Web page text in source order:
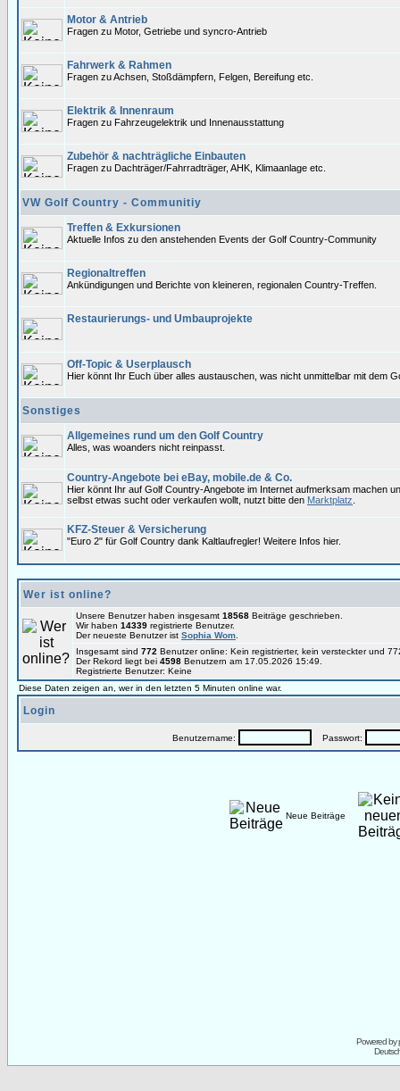
Motor & Antrieb
Fragen zu Motor, Getriebe und syncro-Antrieb
Fahrwerk & Rahmen
Fragen zu Achsen, Stoßdämpfern, Felgen, Bereifung etc.
Elektrik & Innenraum
Fragen zu Fahrzeugelektrik und Innenausstattung
Zubehör & nachträgliche Einbauten
Fragen zu Dachträger/Fahrradträger, AHK, Klimaanlage etc.
VW Golf Country - Communitiy
Treffen & Exkursionen
Aktuelle Infos zu den anstehenden Events der Golf Country-Community
Regionaltreffen
Ankündigungen und Berichte von kleineren, regionalen Country-Treffen.
Restaurierungs- und Umbauprojekte
Off-Topic & Userplausch
Hier könnt Ihr Euch über alles austauschen, was nicht unmittelbar mit dem
Sonstiges
Allgemeines rund um den Golf Country
Alles, was woanders nicht reinpasst.
Country-Angebote bei eBay, mobile.de & Co.
Hier könnt Ihr auf Golf Country-Angebote im Internet aufmerksam machen
selbst etwas sucht oder verkaufen wollt, nutzt bitte den Marktplatz
KFZ-Steuer & Versicherung
"Euro 2" für Golf Country dank Kaltlaufregler! Weitere Infos hier.
Wer ist online?
Unsere Benutzer haben insgesamt 18568 Beiträge geschrieben.
Wir haben 14339 registrierte Benutzer.
Der neueste Benutzer ist Sophia Wom
Insgesamt sind 772 Benutzer online: Kein registrierter, kein versteckter und
Der Rekord liegt bei 4598 Benutzern am 17.05.2026 15:49.
Registrierte Benutzer: Keine
Diese Daten zeigen an, wer in den letzten 5 Minuten online war.
Login
Benutzername: Passwort:
Neue Beiträge
Powered by